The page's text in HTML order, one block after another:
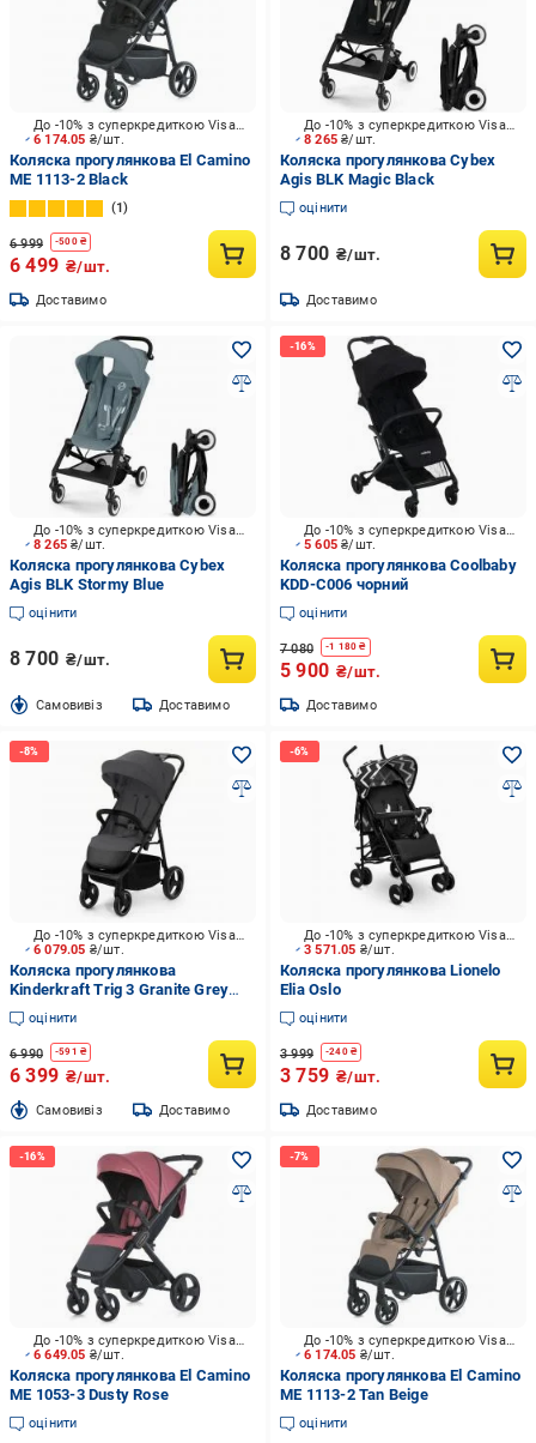
6 174.05 ₴/шт.
До -10% з суперкредиткою Visa Вигода
Коляска прогулянкова El Camino
ME 1113-2 Black
1
6 999 -500₴
6 499 ₴/шт.
Доставимо
8 265₴/шт.
До -10% з суперкредиткою Visa Вигода
Коляска прогулянкова Cybex
Agis BLK Magic Black
оцінити
8 700 ₴/шт.
Доставимо
8 265₴/шт.
До -10% з суперкредиткою Visa Вигода
Коляска прогулянкова Cybex
Agis BLK Stormy Blue
оцінити
8 700 ₴/шт.
Cамовивіз Доставимо
5 605₴/шт.
До -10% з суперкредиткою Visa Вигода
Коляска прогулянкова Coolbaby
KDD-C006 чорний
оцінити
7 080 -1 180 ₴
5 900 ₴/шт.
Доставимо
6 079.05 ₴/шт.
До -10% з суперкредиткою Visa Вигода
Коляска прогулянкова
Kinderkraft Trig 3 Granite Grey
(KSTRIG03GRY0000)
оцінити
6 990 -591 ₴
6 399 ₴/шт.
Cамовивіз Доставимо
3 571.05 ₴/шт.
До -10% з суперкредиткою Visa Вигода
Коляска прогулянкова Lionelo
Elia Oslo
оцінити
3 999 -240₴
3 759 ₴/шт.
Доставимо
6 649.05 ₴/шт.
До -10% з суперкредиткою Visa Вигода
Коляска прогулянкова El Camino
ME 1053-3 Dusty Rose
оцінити
6 174.05 ₴/шт.
До -10% з суперкредиткою Visa Вигода
Коляска прогулянкова El Camino
ME 1113-2 Tan Beige
оцінити